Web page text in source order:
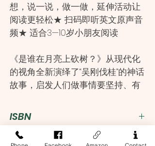
想，说一说，做一做，延伸活动让
阅读更轻松★ 扫码即听英文原声音
频★ 适合3—10岁小朋友阅读
《是谁在月亮上砍树？》从现代化
的视角全新演绎了“吴刚伐桂”的神话
故事，启发人们做事情要坚持、有
小有名气的大力士，但是非常懒
散，学什么都半途而废。一天吴刚
心血来潮想去当神仙，便上山跟土
ISBN
9787551619172